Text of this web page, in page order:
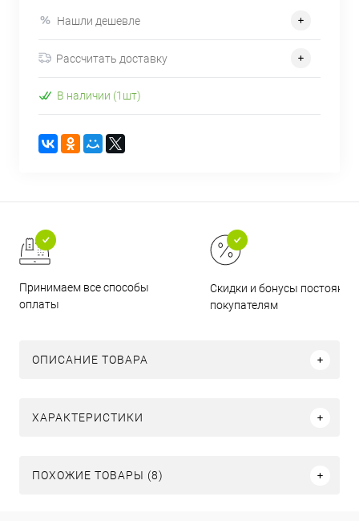
Нашли дешевле
Рассчитать доставку
В наличии (1шт)
Принимаем все способы
оплаты
Скидки и бонусы
покупателям
ОПИСАНИЕ ТОВАРА
ХАРАКТЕРИСТИКИ
ПОХОЖИЕ ТОВАРЫ (8)